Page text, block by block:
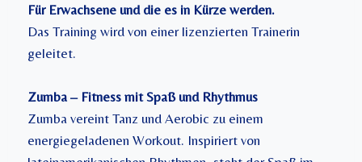
Für Erwachsene und die es in Kürze werden.
Das Training wird von einer lizenzierten Trainerin
geleitet.
Zumba – Fitness mit Spaß und Rhythmus
Zumba vereint Tanz und Aerobic zu einem
energiegeladenen Workout. Inspiriert von